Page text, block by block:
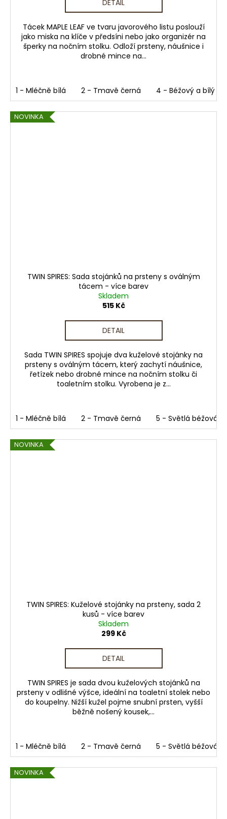
DETAIL
Tácek MAPLE LEAF ve tvaru javorového listu poslouží
jako miska na klíče v předsíni nebo jako organizér na
šperky na nočním stolku. Odloží prsteny, náušnice i
drobné mince na...
1 - Mléčně bílá 2 - Tmavě černá 4 - Béžový a bílý
NOVINKA
TWIN SPIRES: Sada stojánků na prsteny s oválným
tácem - více barev
Skladem
515 Kč
DETAIL
Sada TWIN SPIRES spojuje dva kuželové stojánky na
prsteny s oválným tácem, který zachytí náušnice,
řetízek nebo drobné mince na nočním stolku či
toaletním stolku. Vyrobena je z...
1 - Mléčně bílá 2 - Tmavě černá 5 - Světlá béžová
NOVINKA
TWIN SPIRES: Kuželové stojánky na prsteny, sada 2
kusů - více barev
Skladem
299 Kč
DETAIL
TWIN SPIRES je sada dvou kuželových stojánků na
prsteny v odlišné výšce, ideální na toaletní stolek nebo
do koupelny. Nižší kužel pojme snubní prsten, vyšší
běžně nošený kousek,...
1 - Mléčně bílá 2 - Tmavě černá 5 - Světlá béžová
NOVINKA